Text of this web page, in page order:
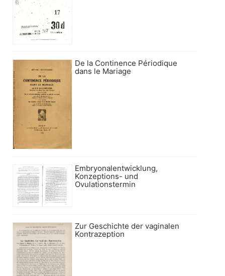
De la Continence Périodique
dans le Mariage
Embryonalentwicklung,
Konzeptions- und
Ovulationstermin
Zur Geschichte der vaginalen
Kontrazeption